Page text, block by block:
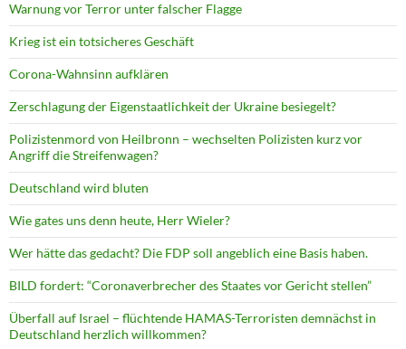
Warnung vor Terror unter falscher Flagge
Krieg ist ein totsicheres Geschäft
Corona-Wahnsinn aufklären
Zerschlagung der Eigenstaatlichkeit der Ukraine besiegelt?
Polizistenmord von Heilbronn – wechselten Polizisten kurz vor
Angriff die Streifenwagen?
Deutschland wird bluten
Wie gates uns denn heute, Herr Wieler?
Wer hätte das gedacht? Die FDP soll angeblich eine Basis haben.
BILD fordert: “Coronaverbrecher des Staates vor Gericht stellen”
Überfall auf Israel – flüchtende HAMAS-Terroristen demnächst in
Deutschland herzlich willkommen?